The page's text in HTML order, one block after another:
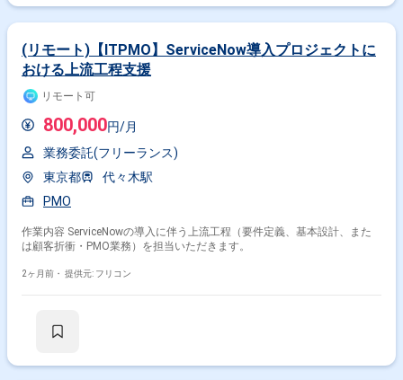
ます。 鉄鋼業界における基幹系システムの要件定義・基本設計経験を積む
ことで、業務知見と技術スキルの両面でスキルアップが可能です。 【開発
環境】 Web Performer, Java
(リモート)【ITPMO】ServiceNow導入プロジェクトに
おける上流工程支援
リモート可
800,000円/月
業務委託(フリーランス)
東京都
代々木駅
PMO
作業内容 ServiceNowの導入に伴う上流工程（要件定義、基本設計、また
は顧客折衝・PMO業務）を担当いただきます。
2ヶ月前・ 提供元: フリコン